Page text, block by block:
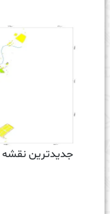
جدیدترین نقشه